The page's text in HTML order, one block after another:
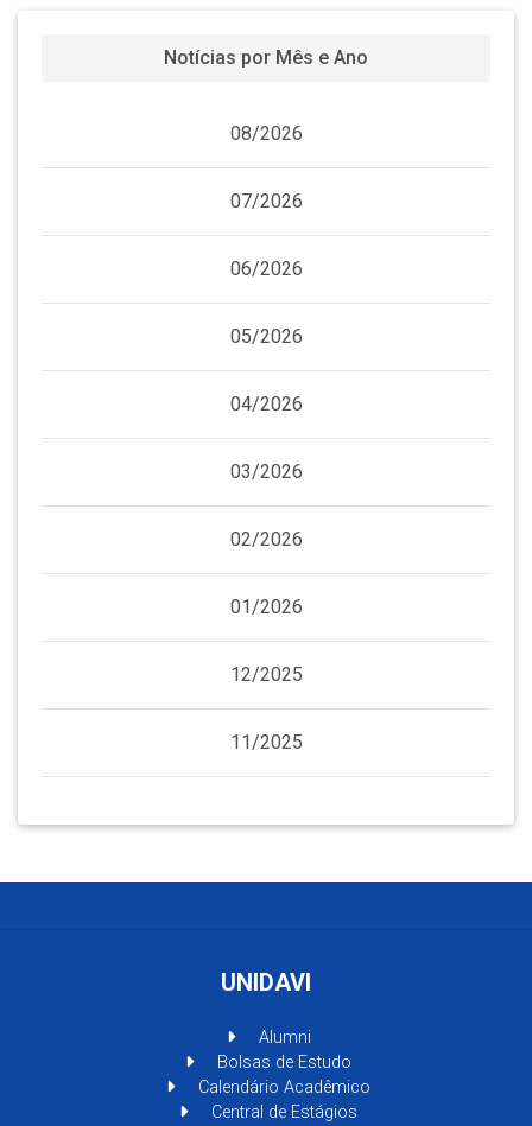
Notícias por Mês e Ano
08/2026
07/2026
06/2026
05/2026
04/2026
03/2026
02/2026
01/2026
12/2025
11/2025
UNIDAVI
Alumni
Bolsas de Estudo
Calendário Acadêmico
Central de Estágios